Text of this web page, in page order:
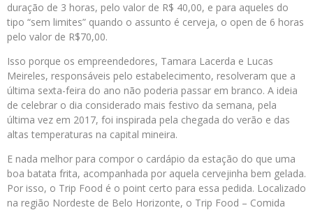
duração de 3 horas, pelo valor de R$ 40,00, e para aqueles do
tipo “sem limites” quando o assunto é cerveja, o open de 6 horas
pelo valor de R$70,00.
Isso porque os empreendedores, Tamara Lacerda e Lucas
Meireles, responsáveis pelo estabelecimento, resolveram que a
última sexta-feira do ano não poderia passar em branco. A ideia
de celebrar o dia considerado mais festivo da semana, pela
última vez em 2017, foi inspirada pela chegada do verão e das
altas temperaturas na capital mineira.
E nada melhor para compor o cardápio da estação do que uma
boa batata frita, acompanhada por aquela cervejinha bem gelada.
Por isso, o Trip Food é o point certo para essa pedida. Localizado
na região Nordeste de Belo Horizonte, o Trip Food – Comida